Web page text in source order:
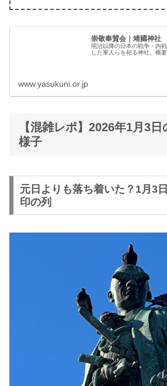
崇敬奉賛会｜靖國神社
明治以降の日本の戦争・内
した軍人らを祀る神社。概
www.yasukuni.or.jp
【混雑レポ】2026年1月3
様子
元日よりも落ち着いた？1月3
印の列